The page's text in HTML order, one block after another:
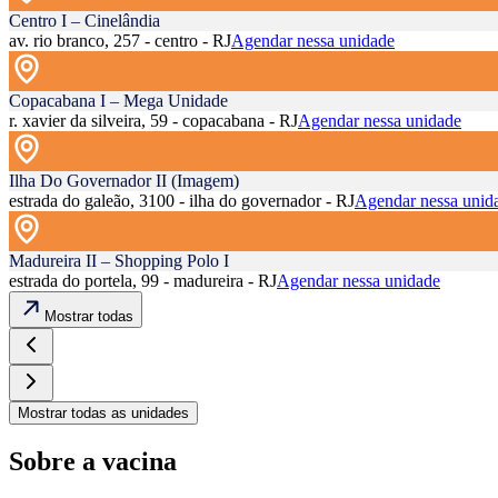
Centro I – Cinelândia
av. rio branco, 257 - centro - RJAgendar nessa unidade
Copacabana I – Mega Unidade
r. xavier da silveira, 59 - copacabana - RJAgendar nessa unidade
Ilha Do Governador II (Imagem)
estrada do galeão, 3100 - ilha do governador - RJAgendar nessa
Madureira II – Shopping Polo I
estrada do portela, 99 - madureira - RJAgendar nessa unidade
Mostrar todas
Mostrar todas as unidades
Sobre a vacina